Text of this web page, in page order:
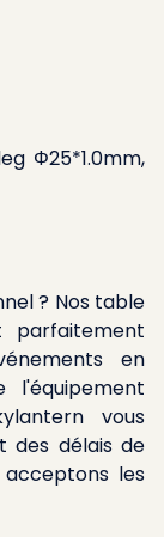
Φ25*1.0mm,
? Nos table
parfaitement
en
vous
des délais de
acceptons les